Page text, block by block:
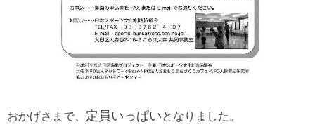
おかげさまで、 定員いっぱいとなりました。